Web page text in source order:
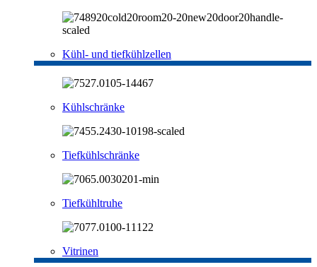
Kühl- und tiefkühlzellen
Kühlschränke
Tiefkühlschränke
Tiefkühltruhe
Vitrinen